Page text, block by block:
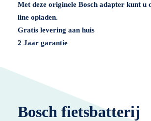
naar
CLASSIC
Menge
Met deze originele Bosch adapter kunt u
line opladen.
Gratis levering aan huis
2 Jaar garantie
Bosch fietsbatterij